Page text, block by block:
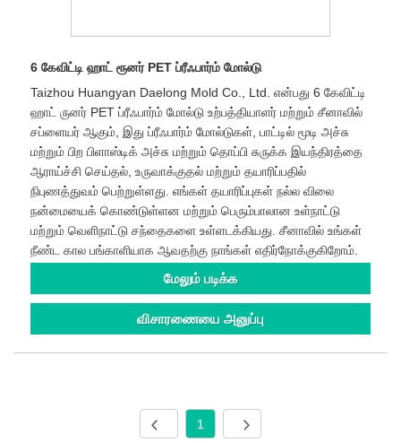
6 கேவிட்டி ஹாட் ரூனர் PET ப்ரீஃபார்ம் மோல்டு
Taizhou Huangyan Daelong Mold Co., Ltd. என்பது 6 கேவிட்டி
ஹாட் ருனர் PET ப்ரீஃபார்ம் மோல்டு உற்பத்தியாளர் மற்றும் சீனாவில்
சப்ளையர் ஆகும், இது ப்ரீஃபார்ம் மோல்டுகள், பாட்டில் மூடி அச்சு
மற்றும் பிற பிளாஸ்டிக் அச்சு மற்றும் தொப்பி சுருக்க இயந்திரத்தை
ஆராய்ச்சி செய்தல், உருவாக்குதல் மற்றும் தயாரிப்பதில்
நிபுணத்துவம் பெற்றுள்ளது. எங்கள் தயாரிப்புகள் நல்ல விலை
நன்மையைக் கொண்டுள்ளன மற்றும் பெரும்பாலான உள்நாட்டு
மற்றும் வெளிநாட்டு சந்தைகளை உள்ளடக்கியது. சீனாவில் உங்கள்
நீண்ட கால பங்காளியாக ஆவதற்கு நாங்கள் எதிர்நோக்குகிறோம்.
மேலும் படிக்க
விசாரணையை அனுப்பு
1